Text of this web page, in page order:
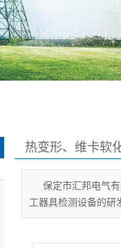
热变形、维卡软
保定市汇邦电气
工器具检测设备的研